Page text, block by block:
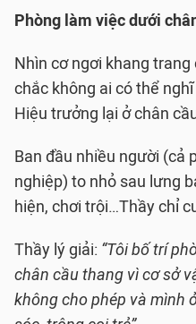
Phòng làm việc dưới
Nhìn cơ ngơi khang
chắc không ai có thể
Hiệu trưởng lại ở chân
Ban đầu nhiều người (cả
nghiệp) to nhỏ sau lưng
hiện, chơi trội…Thầy chỉ
Thầy lý giải: “Tôi bố trí
chân cầu thang vì cơ sở
không cho phép và mình